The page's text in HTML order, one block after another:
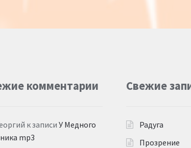
комментарии
к записи У Медного
mp3
Свежие
Радуга
Прозрение